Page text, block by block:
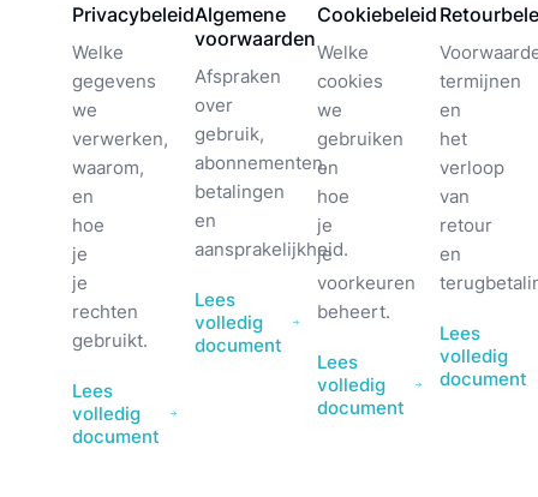
Privacybeleid
Welke
gegevens
we
verwerken,
waarom,
en
hoe
je
je
rechten
gebruikt.
Lees
volledig
document
Algemene
voorwaarden
Afspraken
over
gebruik,
abonnementen,
betalingen
en
aansprakelijkheid.
Lees
volledig
document
Cookiebeleid
Welke
cookies
we
gebruiken
en
hoe
je
je
voorkeuren
beheert.
Lees
volledig
document
termijnen
en
het
verloop
van
retour
en
Lees
volledig
document